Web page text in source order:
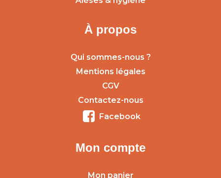
À propos
Qui sommes-nous ?
Mentions légales
CGV
Contactez-nous
Facebook
Mon compte
Mon panier